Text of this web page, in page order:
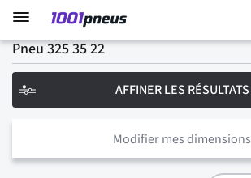
Pneu 325 35 22
Modifier mes dimensions
AFFINER LES RÉSULTATS